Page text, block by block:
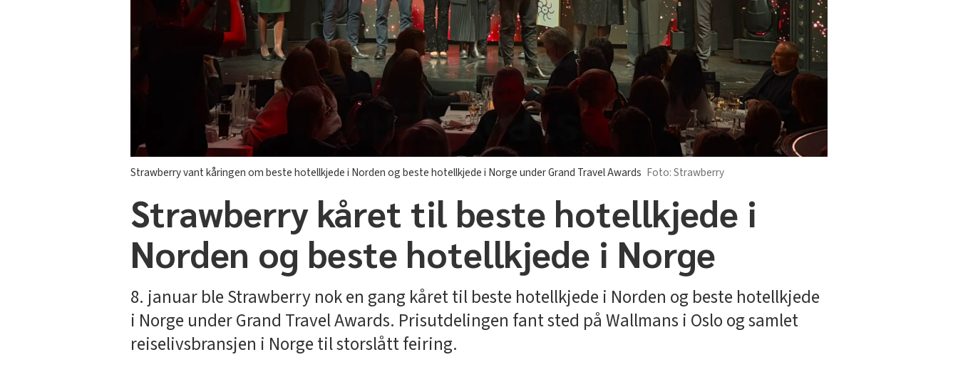
Strawberry vant kåringen om beste hotellkjede i Norden og beste hotellkjede i Norge under Grand Travel Awards Strawberry
Strawberry kåret til beste hotellkjede i
Norden og beste hotellkjede i Norge
8. januar ble Strawberry nok en gang kåret til beste hotellkjede i Norden og beste hotellkjede
i Norge under Grand Travel Awards. Prisutdelingen fant sted på Wallmans i Oslo og samlet
reiselivsbransjen i Norge til storslått feiring.